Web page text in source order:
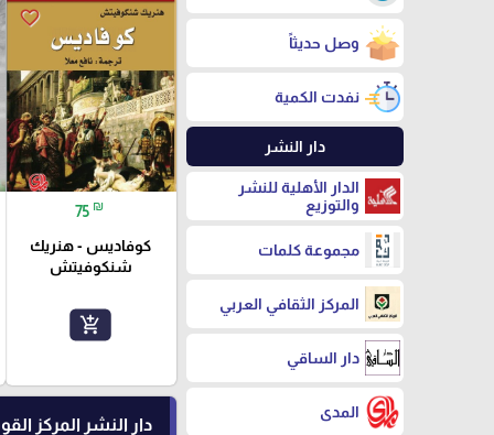
وصل حديثاً
نفدت الكمية
دار النشر
الدار الأهلية للنشر
والتوزيع
مجموعة كلمات
المركز الثقافي العربي
دار الساقي
المدى
favorite_border
75 ₪
كوفاديس - هنريك
شنكوفيتش
add_shopping_cart
دار النشر المركز